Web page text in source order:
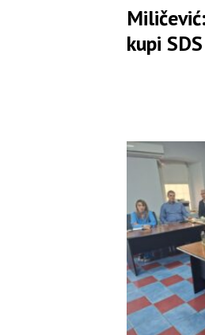
kupi SDS